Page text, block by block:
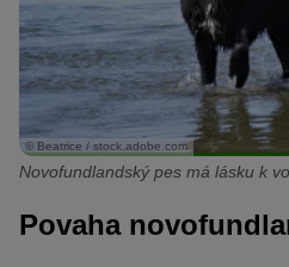
© Beatrice / stock.adobe.com
Novofundlandský pes má lásku k
Povaha